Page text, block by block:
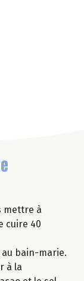
mettre à
cuire 40
bain-marie.
à la